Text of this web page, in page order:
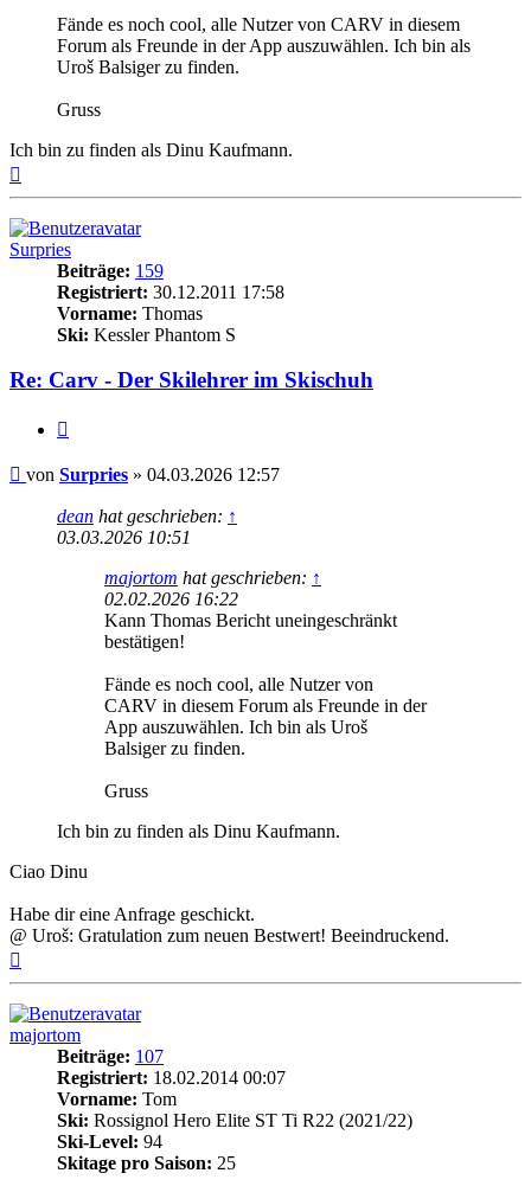
Fände es noch cool, alle Nutzer von CARV in diesem
Forum als Freunde in der App auszuwählen. Ich bin als
Uroš Balsiger zu finden.
Gruss
Ich bin zu finden als Dinu Kaufmann.
Surpries
Beiträge: 159
Registriert: 30.12.2011 17:58
Vorname: Thomas
Ski: Kessler Phantom S
Re: Carv - Der Skilehrer im Skischuh
Beitrag
von Surpries » 04.03.2026 12:57
dean hat geschrieben: ↑
03.03.2026 10:51
majortom hat geschrieben: ↑
02.02.2026 16:22
Kann Thomas Bericht uneingeschränkt
bestätigen!
Fände es noch cool, alle Nutzer von
CARV in diesem Forum als Freunde in der
App auszuwählen. Ich bin als Uroš
Balsiger zu finden.
Gruss
Ich bin zu finden als Dinu Kaufmann.
Ciao Dinu
Habe dir eine Anfrage geschickt.
@ Uroš: Gratulation zum neuen Bestwert! Beeindruckend.
majortom
Beiträge: 107
Registriert: 18.02.2014 00:07
Vorname: Tom
Ski: Rossignol Hero Elite ST Ti R22 (2021/22)
Ski-Level: 94
Skitage pro Saison: 25